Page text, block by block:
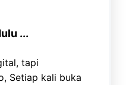
...
tapi
Setiap kali buka